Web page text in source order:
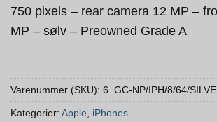
750 pixels – rear camera 12 MP –
MP – sølv – Preowned Grade A
Varenummer (SKU): 6_GC-NP/IPH/8/64/
Kategorier: Apple iPhones